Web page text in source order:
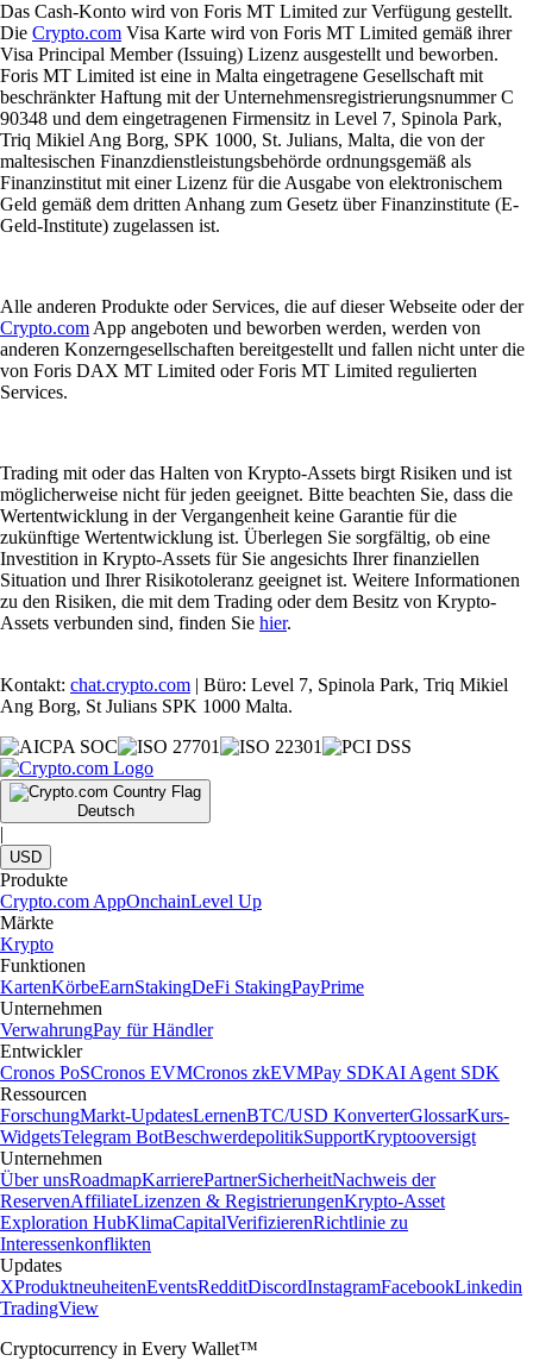
Das Cash-Konto wird von Foris MT Limited zur Verfügung gestellt.
Die Crypto.com Visa Karte wird von Foris MT Limited gemäß ihrer
Visa Principal Member (Issuing) Lizenz ausgestellt und beworben.
Foris MT Limited ist eine in Malta eingetragene Gesellschaft mit
beschränkter Haftung mit der Unternehmensregistrierungsnummer C
90348 und dem eingetragenen Firmensitz in Level 7, Spinola Park,
Triq Mikiel Ang Borg, SPK 1000, St. Julians, Malta, die von der
maltesischen Finanzdienstleistungsbehörde ordnungsgemäß als
Finanzinstitut mit einer Lizenz für die Ausgabe von elektronischem
Geld gemäß dem dritten Anhang zum Gesetz über Finanzinstitute (E-
Geld-Institute) zugelassen ist.
Alle anderen Produkte oder Services, die auf dieser Webseite oder der
Crypto.comApp angeboten und beworben werden, werden von
anderen Konzerngesellschaften bereitgestellt und fallen nicht unter die
von Foris DAX MT Limited oder Foris MT Limited regulierten
Services.
Trading mit oder das Halten von Krypto-Assets birgt Risiken und ist
möglicherweise nicht für jeden geeignet. Bitte beachten Sie, dass die
Wertentwicklung in der Vergangenheit keine Garantie für die
zukünftige Wertentwicklung ist. Überlegen Sie sorgfältig, ob eine
Investition in Krypto-Assets für Sie angesichts Ihrer finanziellen
Situation und Ihrer Risikotoleranz geeignet ist. Weitere Informationen
zu den Risiken, die mit dem Trading oder dem Besitz von Krypto-
Assets verbunden sind, finden Sie hier.
Kontakt: chat.crypto.com | Büro: Level 7, Spinola Park, Triq Mikiel
Ang Borg, St Julians SPK 1000 Malta.
Deutsch
|
USD
Produkte
Crypto.com AppOnchainLevel Up
Märkte
Krypto
Funktionen
KartenKörbeEarnStakingDeFi StakingPayPrime
Unternehmen
VerwahrungPay für Händler
Entwickler
Cronos PoSCronos EVMCronos zkEVMPay SDKAI Agent SDK
Ressourcen
ForschungMarkt-UpdatesLernenBTC/USD KonverterGlossarKurs-
WidgetsTelegram BotBeschwerdepolitikSupportKryptooversigt
Unternehmen
Über unsRoadmapKarrierePartnerSicherheitNachweis der
ReservenAffiliateLizenzen & RegistrierungenKrypto-Asset
Exploration HubKlimaCapitalVerifizierenRichtlinie zu
Interessenkonflikten
Updates
XProduktneuheitenEventsRedditDiscordInstagramFacebookLinkedin
TradingView
Cryptocurrency in Every Wallet™